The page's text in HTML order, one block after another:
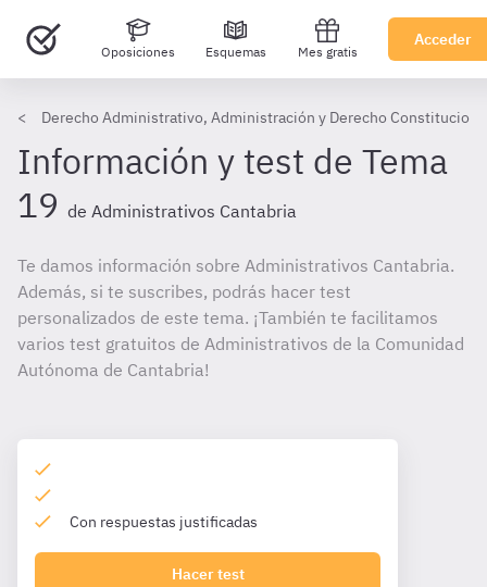
Oposiciones Esquemas Mes gratis
Acceder
Derecho Administrativo, Administración y Derecho
Información y test de Tema
19 de Administrativos Cantabria
Te damos información sobre Administrativos Cantabria.
Además, si te suscribes, podrás hacer test
personalizados de este tema. ¡También te facilitamos
varios test gratuitos de Administrativos de la Comunidad
Autónoma de Cantabria!
Con respuestas justificadas
Hacer test